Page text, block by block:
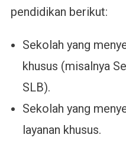
pendidikan berikut:
Sekolah yang
khusus (misalnya
SLB).
Sekolah yang
layanan khusus.